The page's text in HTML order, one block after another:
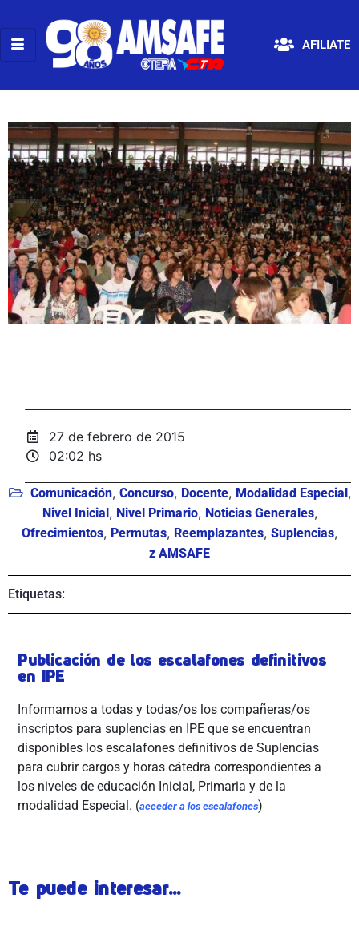
AFILIATE
27 de febrero de 2015
02:02 hs
Comunicación, Concurso, Docente, Modalidad Especial ,
Nivel Inicial , Nivel Primario, Noticias Generales,
Ofrecimientos, Permutas, Reemplazantes, Suplencias,
z AMSAFE
Etiquetas:
Publicación de los escalafones definitivos
en IPE
Informamos a todas y todas/os los compañeras/os
inscriptos para suplencias en IPE que se encuentran
disponibles los escalafones definitivos de Suplencias
para cubrir cargos y horas cátedra correspondientes a
los niveles de educación Inicial, Primaria y de la
modalidad Especial. (acceder a los escalafones)
Te puede interesar...